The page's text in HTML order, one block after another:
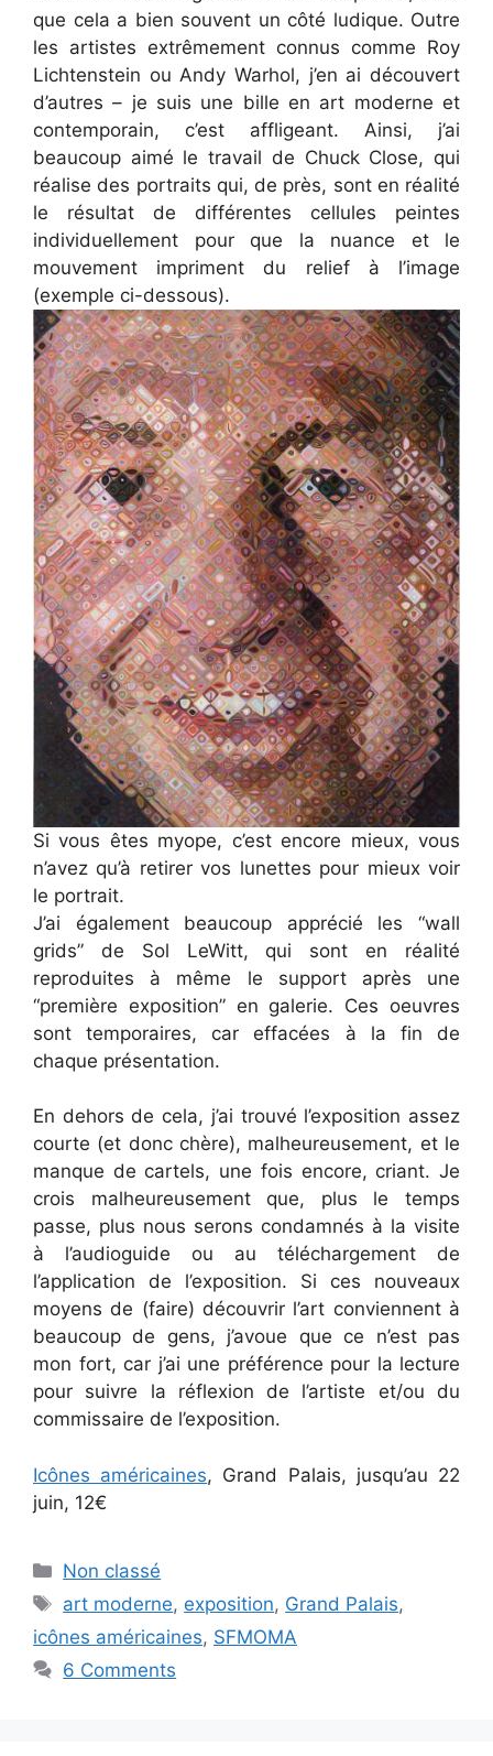
que cela a bien souvent un côté ludique. Outre
les artistes extrêmement connus comme Roy
Lichtenstein ou Andy Warhol, j’en ai découvert
d’autres – je suis une bille en art moderne et
contemporain, c’est affligeant. Ainsi, j’ai
beaucoup aimé le travail de Chuck Close, qui
réalise des portraits qui, de près, sont en réalité
le résultat de différentes cellules peintes
individuellement pour que la nuance et le
mouvement impriment du relief à l’image
(exemple ci-dessous).
Si vous êtes myope, c’est encore mieux, vous
n’avez qu’à retirer vos lunettes pour mieux voir
le portrait.
J’ai également beaucoup apprécié les “wall
grids” de Sol LeWitt, qui sont en réalité
reproduites à même le support après une
“première exposition” en galerie. Ces oeuvres
sont temporaires, car effacées à la fin de
chaque présentation.
En dehors de cela, j’ai trouvé l’exposition assez
courte (et donc chère), malheureusement, et le
manque de cartels, une fois encore, criant. Je
crois malheureusement que, plus le temps
passe, plus nous serons condamnés à la visite
à l’audioguide ou au téléchargement de
l’application de l’exposition. Si ces nouveaux
moyens de (faire) découvrir l’art conviennent à
beaucoup de gens, j’avoue que ce n’est pas
mon fort, car j’ai une préférence pour la lecture
pour suivre la réflexion de l’artiste et/ou du
commissaire de l’exposition.
Icônes américaines, Grand Palais, jusqu’au 22
juin, 12€
Categories
Non classé
Tags
art moderne, exposition, Grand Palais,
icônes américaines, SFMOMA
6 Comments